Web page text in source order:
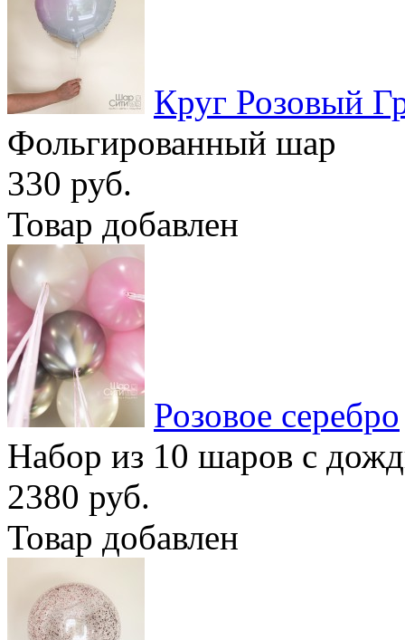
Круг Розовый
Фольгированный шар
330 руб.
Товар добавлен
Розовое серебро
Набор из 10 шаров с
2380 руб.
Товар добавлен